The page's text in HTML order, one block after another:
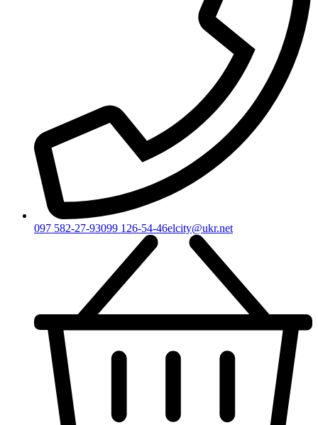
097 582-27-93099 126-54-46elcity@ukr.net